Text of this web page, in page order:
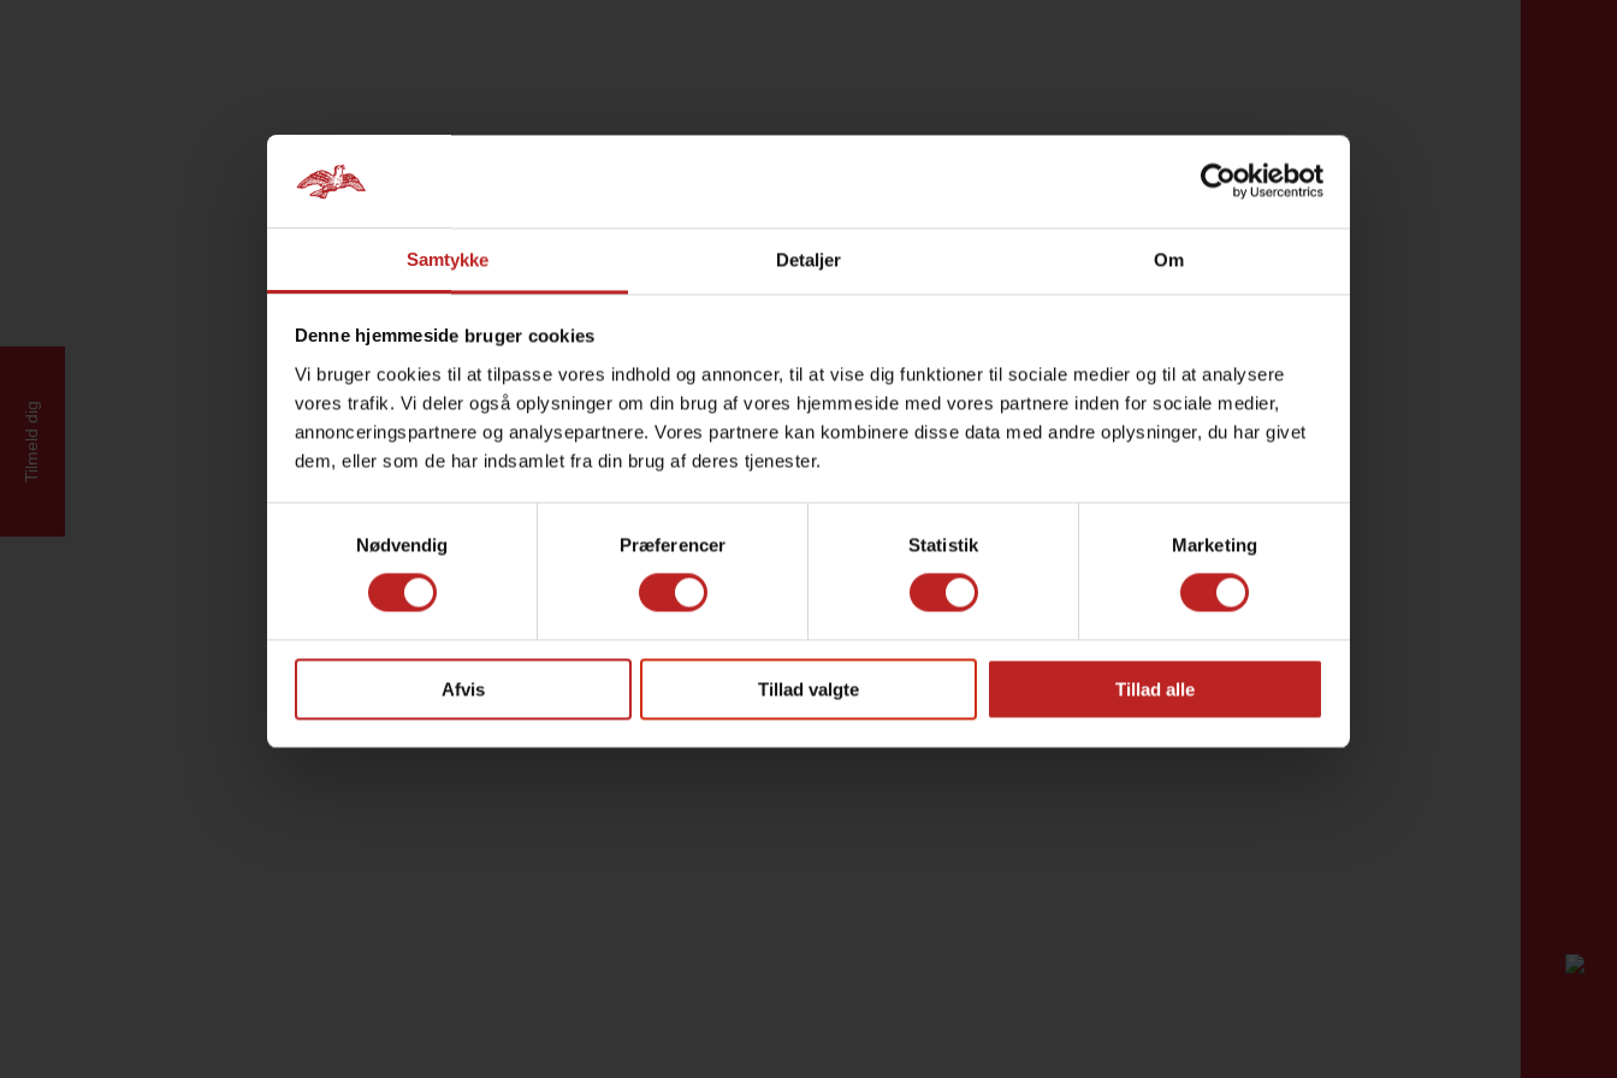
Samtykke Detaljer Om
Denne hjemmeside bruger cookies
Vi bruger cookies til at tilpasse vores indhold og annoncer, til at vise dig funktioner til sociale medier og til at analysere
vores trafik. Vi deler også oplysninger om din brug af vores hjemmeside med vores partnere inden for sociale medier,
annonceringspartnere og analysepartnere. Vores partnere kan kombinere disse data med andre oplysninger, du har givet
dem, eller som de har indsamlet fra din brug af deres tjenester.
Nødvendig
Præferencer Statistik Marketing
Afvis Tillad valgte Tillad alle
Tilmeld dig